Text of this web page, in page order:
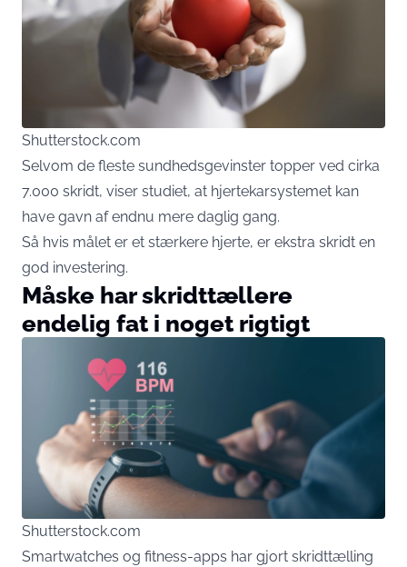
Shutterstock.com
Selvom de fleste sundhedsgevinster topper ved cirka
7.000 skridt, viser studiet, at hjertekarsystemet kan
have gavn af endnu mere daglig gang.
Så hvis målet er et stærkere hjerte, er ekstra skridt en
god investering.
Måske har skridttællere
endelig fat i noget rigtigt
Shutterstock.com
Smartwatches og fitness-apps har gjort skridttælling